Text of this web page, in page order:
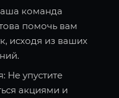
команда
помочь вам
исходя из ваших
Не упустите
акциями и